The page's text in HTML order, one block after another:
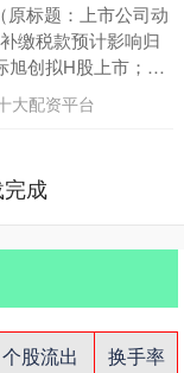
原标题：上市公司动
缴税款预计影响归
旭创拟H股上市；迈
H股上市进程）摩
大配资平台
成
个股流出
换手率